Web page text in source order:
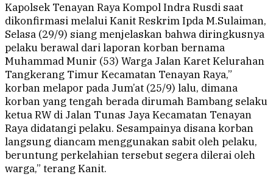
Kapolsek Tenayan Raya Kompol Indra Rusdi saat
dikonfirmasi melalui Kanit Reskrim Ipda M.Sulaiman,
Selasa (29/9) siang menjelaskan bahwa diringkusnya
pelaku berawal dari laporan korban bernama
Muhammad Munir (53) Warga Jalan Karet Kelurahan
Tangkerang Timur Kecamatan Tenayan Raya,”
korban melapor pada Jum’at (25/9) lalu, dimana
korban yang tengah berada dirumah Bambang selaku
ketua RW di Jalan Tunas Jaya Kecamatan Tenayan
Raya didatangi pelaku. Sesampainya disana korban
langsung diancam menggunakan sabit oleh pelaku,
beruntung perkelahian tersebut segera dilerai oleh
warga,” terang Kanit.